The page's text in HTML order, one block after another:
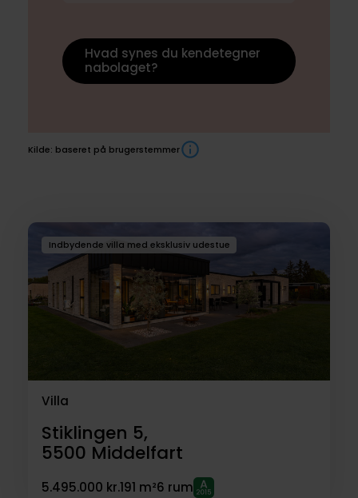
Hvad synes du kendetegner
nabolaget?
Kilde: baseret på brugerstemmer
Boliger
til
salg
Indbydende villa med eksklusiv udestue
Villa
Stiklingen 5,
5500 Middelfart
5.495.000 kr.191 m²6 rum